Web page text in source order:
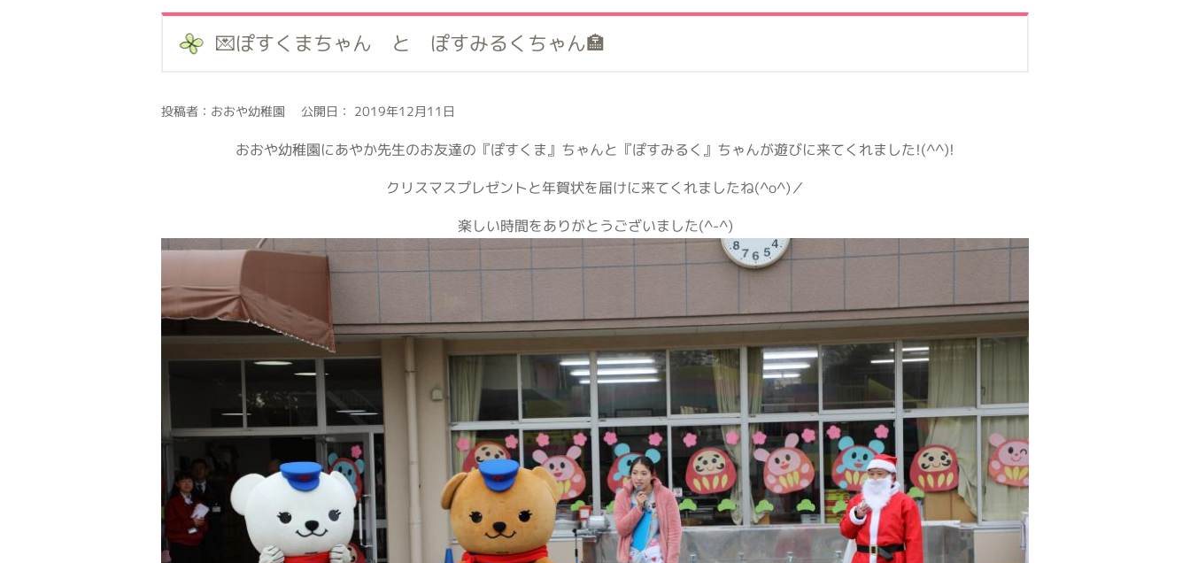
💌ぽすくまちゃん と ぽすみるくちゃん🏣
投稿者：おおや幼稚園 公開日： 2019年12月11日
おおや幼稚園にあやか先生のお友達の『ぽすくま』ちゃんと『ぽすみるく』ちゃんが遊びに来てくれました!(^^)!
クリスマスプレゼントと年賀状を届けに来てくれましたね(^o^)／
楽しい時間をありがとうございました(^-^)